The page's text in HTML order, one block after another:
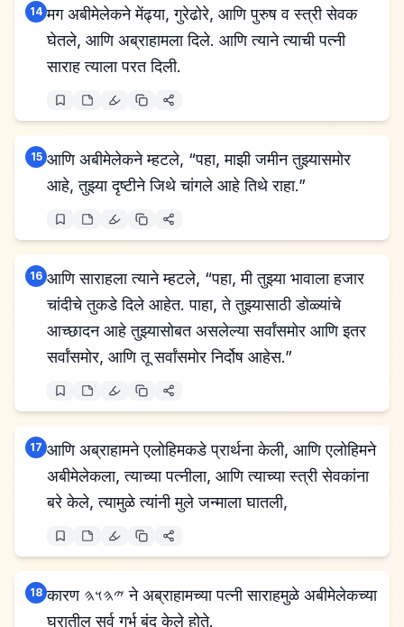
14 मग अबीमेलेकने मेंढ्या, गुरेढोरे, आणि पुरुष व स्त्री सेवक
घेतले, आणि अब्राहामला दिले. आणि त्याने त्याची पत्नी
साराह त्याला परत दिली.
15 आणि अबीमेलेकने म्हटले, “पहा, माझी जमीन तुझ्यासमोर
आहे, तुझ्या दृष्टीने जिथे चांगले आहे तिथे राहा.”
16 आणि साराहला त्याने म्हटले, “पहा, मी तुझ्या भावाला हजार
चांदीचे तुकडे दिले आहेत. पाहा, ते तुझ्यासाठी डोळ्यांचे
आच्छादन आहे तुझ्यासोबत असलेल्या सर्वांसमोर आणि इतर
सर्वांसमोर, आणि तू सर्वांसमोर निर्दोष आहेस.”
17 आणि अब्राहामने एलोहिमकडे प्रार्थना केली, आणि एलोहिमने
अबीमेलेकला, त्याच्या पत्नीला, आणि त्याच्या स्त्री सेवकांना
बरे केले, त्यामुळे त्यांनी मुले जन्माला घातली,
18 कारण 𐤉𐤄𐤅𐤄 ने अब्राहामच्या पत्नी साराहमुळे अबीमेलेकच्या
घरातील सर्व गर्भ बंद केले होते.